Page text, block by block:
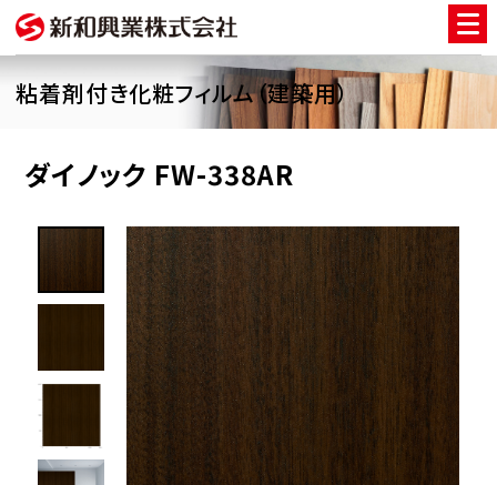
粘着剤付き化粧フィルム（建築用）
ダイノック FW-338AR